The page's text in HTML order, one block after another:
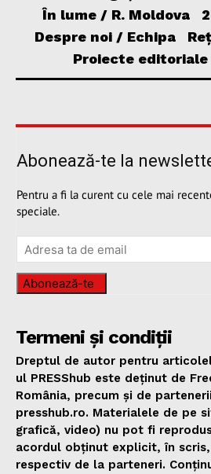
În lume / R. Moldova
Despre noi / Echipa
Proiecte editoriale
Abonează-te la
Pentru a fi la curent cu cele mai
speciale.
Abonează-te
Termeni și condiții
Dreptul de autor pentru
ul PRESShub este deținut de
România, precum și de
presshub.ro. Materialele de pe
grafică, video) nu pot fi
acordul obținut explicit, în scris,
respectiv de la parteneri.